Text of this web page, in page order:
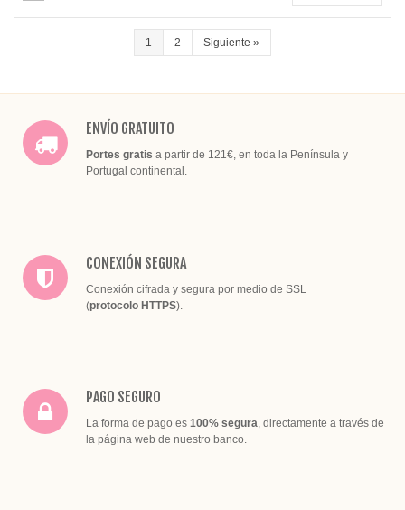
1 2 Siguiente »
ENVÍO GRATUITO
Portes gratis a partir de 121€, en toda la Península y
Portugal continental.
CONEXIÓN SEGURA
Conexión cifrada y segura por medio de SSL
(protocolo HTTPS).
PAGO SEGURO
La forma de pago es 100% segura, directamente a través de
la página web de nuestro banco.